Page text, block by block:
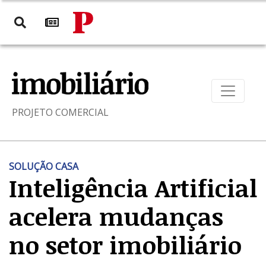
PROJETO COMERCIAL
SOLUÇÃO CASA
Inteligência Artificial
acelera mudanças
no setor imobiliário